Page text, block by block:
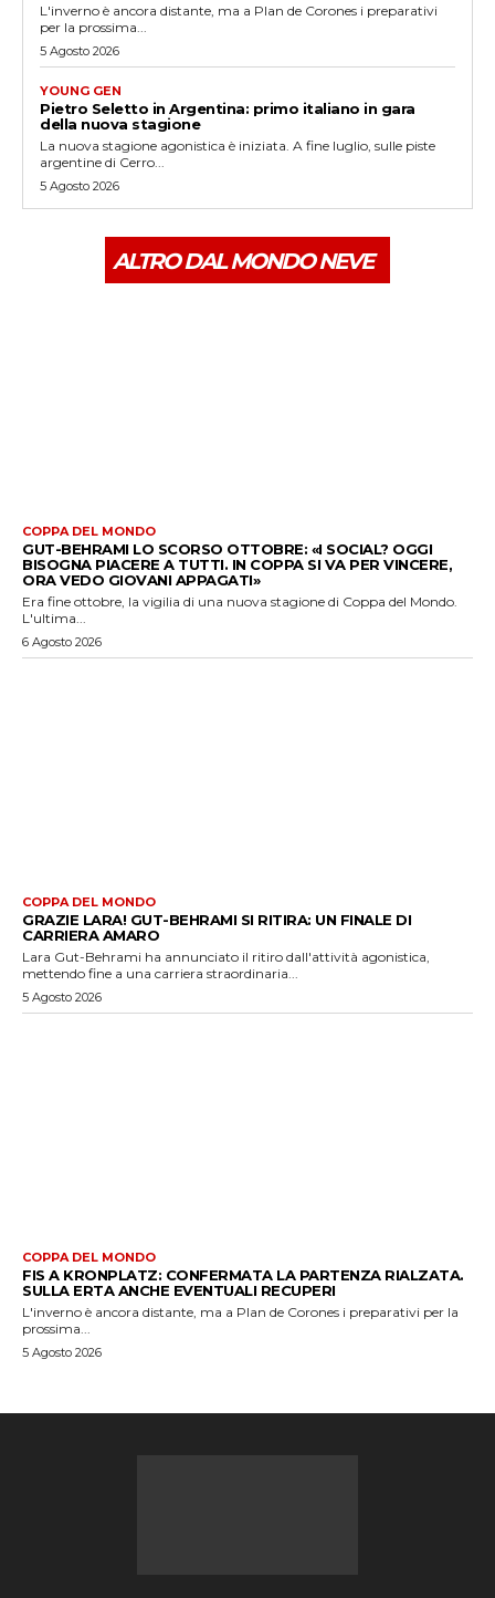
L'inverno è ancora distante, ma a Plan de Corones i preparativi
per la prossima...
5 Agosto 2026
YOUNG GEN
Pietro Seletto in Argentina: primo italiano in gara
della nuova stagione
La nuova stagione agonistica è iniziata. A fine luglio, sulle piste
argentine di Cerro...
5 Agosto 2026
ALTRO DAL MONDO NEVE
COPPA DEL MONDO
GUT-BEHRAMI LO SCORSO OTTOBRE: «I SOCIAL? OGGI
BISOGNA PIACERE A TUTTI. IN COPPA SI VA PER VINCERE,
ORA VEDO GIOVANI APPAGATI»
Era fine ottobre, la vigilia di una nuova stagione di Coppa del Mondo.
L'ultima...
6 Agosto 2026
COPPA DEL MONDO
GRAZIE LARA! GUT-BEHRAMI SI RITIRA: UN FINALE DI
CARRIERA AMARO
Lara Gut-Behrami ha annunciato il ritiro dall'attività agonistica,
mettendo fine a una carriera straordinaria...
5 Agosto 2026
COPPA DEL MONDO
FIS A KRONPLATZ: CONFERMATA LA PARTENZA RIALZATA.
SULLA ERTA ANCHE EVENTUALI RECUPERI
L'inverno è ancora distante, ma a Plan de Corones i preparativi per la
prossima...
5 Agosto 2026